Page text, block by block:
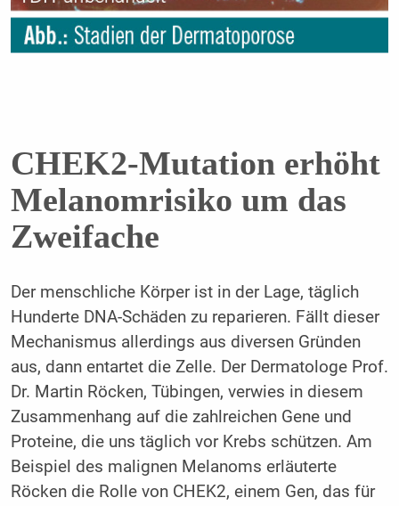
CHEK2-Mutation erhöht
Melanomrisiko um das
Zweifache
Der menschliche Körper ist in der Lage, täglich
Hunderte DNA-Schäden zu reparieren. Fällt dieser
Mechanismus allerdings aus diversen Gründen
aus, dann entartet die Zelle. Der Dermatologe Prof.
Dr. Martin Röcken, Tübingen, verwies in diesem
Zusammenhang auf die zahlreichen Gene und
Proteine, die uns täglich vor Krebs schützen. Am
Beispiel des malignen Melanoms erläuterte
Röcken die Rolle von CHEK2, einem Gen, das für